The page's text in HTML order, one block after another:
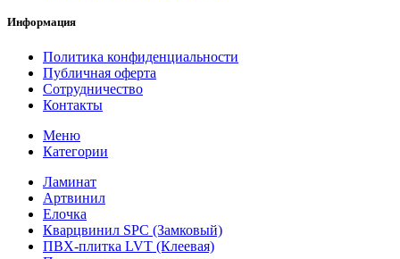
Информация
Политика конфиденциальности
Публичная оферта
Сотрудничество
Контакты
Меню
Категории
Ламинат
Артвинил
Елочка
Кварцвинил SPC (Замковый)
ПВХ-плитка LVT (Клеевая)